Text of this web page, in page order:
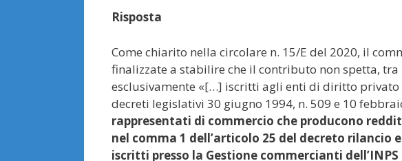
Risposta
Come chiarito nella circolare n. 15/E del 2020, il
finalizzate a stabilire che il contributo non spetta,
esclusivamente «[…] iscritti agli enti di diritto
decreti legislativi 30 giugno 1994, n. 509 e 10
rappresentati di commercio che producono
nel comma 1 dell’articolo 25 del decreto rilancio
iscritti presso la Gestione commercianti